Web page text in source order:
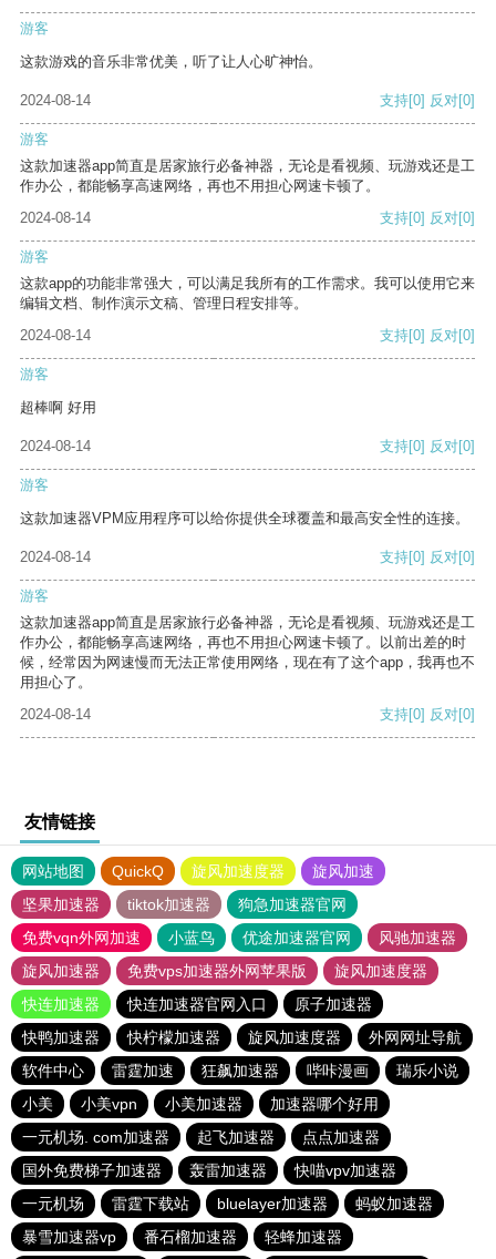
游客
这款游戏的音乐非常优美，听了让人心旷神怡。
2024-08-14 支持[0] 反对[0]
游客
这款加速器app简直是居家旅行必备神器，无论是看视频、玩游戏还是工
作办公，都能畅享高速网络，再也不用担心网速卡顿了。
2024-08-14
支持[0] 反对[0]
游客
这款app的功能非常强大，可以满足我所有的工作需求。我可以使用它来
编辑文档、制作演示文稿、管理日程安排等。
2024-08-14
支持[0] 反对[0]
游客
超棒啊 好用
2024-08-14 支持[0] 反对[0]
游客
这款加速器VPM应用程序可以给你提供全球覆盖和最高安全性的连接。
2024-08-14 支持[0] 反对[0]
游客
这款加速器app简直是居家旅行必备神器，无论是看视频、玩游戏还是工
作办公，都能畅享高速网络，再也不用担心网速卡顿了。以前出差的时
候，经常因为网速慢而无法正常使用网络，现在有了这个app，我再也不
用担心了。
2024-08-14
支持[0] 反对[0]
友情链接
网站地图 QuickQ 旋风加速度器
旋风加速
坚果加速器
tiktok加速器
狗急加速器官网
免费vqn外网加速
小蓝鸟 优途加速器官网
风驰加速器
旋风加速器
免费vps加速器外网苹果版
旋风加速度器
快连加速器
快连加速器官网入口
原子加速器
快鸭加速器
快柠檬加速器 旋风加速度器
外网网址导航
软件中心
雷霆加速 狂飙加速器 哔咔漫画
瑞乐小说
小美
小美vpn 小美加速器
加速器哪个好用
一元机场. com加速器
起飞加速器
点点加速器
国外免费梯子加速器
轰雷加速器
快喵vpv加速器
一元机场
雷霆下载站 bluelayer加速器
蚂蚁加速器
暴雪加速器vp
番石榴加速器 轻蜂加速器